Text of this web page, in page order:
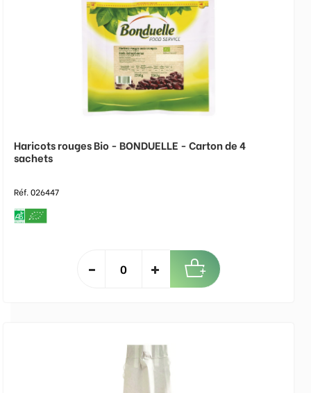
Haricots rouges Bio - BONDUELLE - Carton de 4
sachets
Réf. 026447